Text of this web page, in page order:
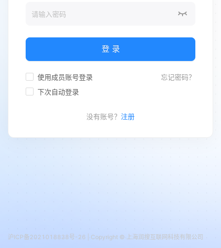
登 录
使用成员账号登录
下次自动登录
忘记密码？
没有账号？ 注册
沪ICP备2021018838号-26 | Copyright © 上海润搜互联网科技有限公司